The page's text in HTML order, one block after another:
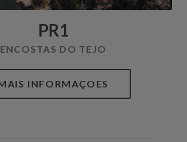
PR1
ENCOSTAS DO TEJO